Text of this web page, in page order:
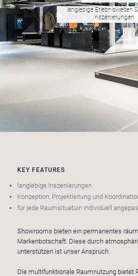
langlebige Erlebniswelten
Inszenierungen
KEY FEATURES
langlebige Inszenierungen
Konzeption, Projektleitung und
für jede Raumsituatuin individuell
Showrooms bieten ein permanentes
Markenbotschaft. Diese durch
unterstützen ist unser Anspruch.
Die multifunktionale Raumnutzung bietet